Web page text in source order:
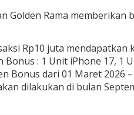
Golden Rama memberikan
Rp10 juta mendapatkan
Bonus : 1 Unit iPhone 17, 1
Bonus dari 01 Maret 2026
dilakukan di bulan